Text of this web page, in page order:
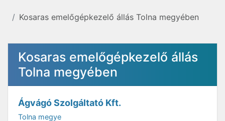
Kosaras emelőgépkezelő állás Tolna megyében
Kosaras emelőgépkezelő állás
Tolna megyében
Ágvágó Szolgáltató Kft.
Tolna megye